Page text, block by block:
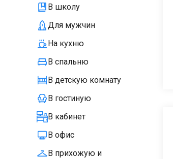
В школу
Для мужчин
На кухню
В спальню
В детскую комнату
В гостиную
В кабинет
В офис
В прихожую и